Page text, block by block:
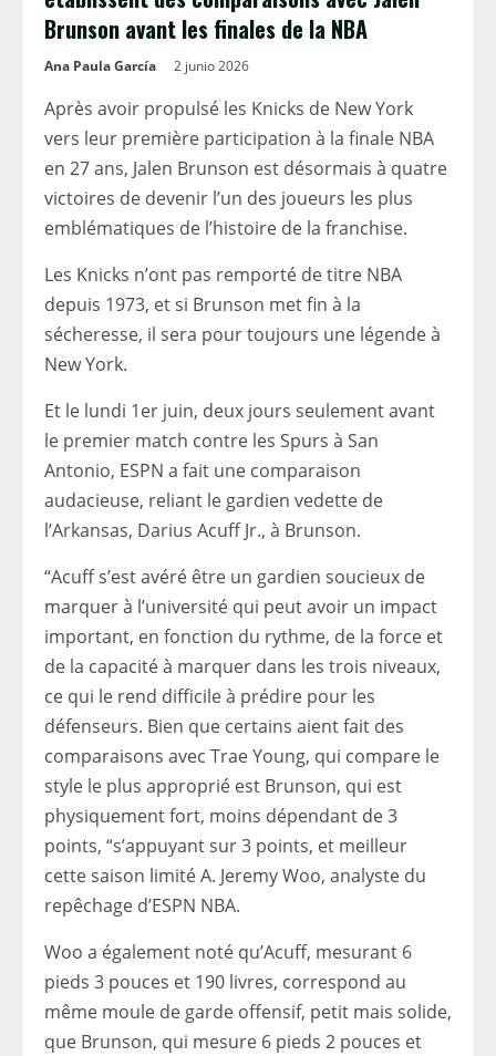
Brunson avant les finales de la NBA
Ana Paula García 2 junio 2026
Après avoir propulsé les Knicks de New York
vers leur première participation à la finale NBA
en 27 ans, Jalen Brunson est désormais à quatre
victoires de devenir l’un des joueurs les plus
emblématiques de l’histoire de la franchise.
Les Knicks n’ont pas remporté de titre NBA
depuis 1973, et si Brunson met fin à la
sécheresse, il sera pour toujours une légende à
New York.
Et le lundi 1er juin, deux jours seulement avant
le premier match contre les Spurs à San
Antonio, ESPN a fait une comparaison
audacieuse, reliant le gardien vedette de
l’Arkansas, Darius Acuff Jr., à Brunson.
“Acuff s’est avéré être un gardien soucieux de
marquer à l’université qui peut avoir un impact
important, en fonction du rythme, de la force et
de la capacité à marquer dans les trois niveaux,
ce qui le rend difficile à prédire pour les
défenseurs. Bien que certains aient fait des
comparaisons avec Trae Young, qui compare le
style le plus approprié est Brunson, qui est
physiquement fort, moins dépendant de 3
points, “s’appuyant sur 3 points, et meilleur
cette saison limité A. Jeremy Woo, analyste du
repêchage d’ESPN NBA.
Woo a également noté qu’Acuff, mesurant 6
pieds 3 pouces et 190 livres, correspond au
même moule de garde offensif, petit mais solide,
que Brunson, qui mesure 6 pieds 2 pouces et